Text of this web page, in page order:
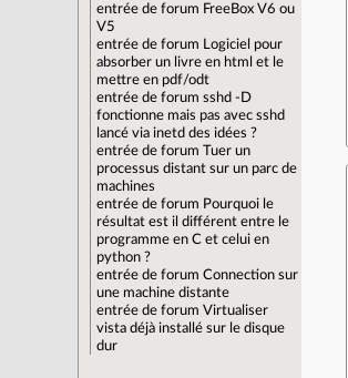
entrée de forum FreeBox V6 ou
V5
entrée de forum
Logiciel pour
absorber un livre en html et le
mettre en pdf/odt
entrée de forum sshd -D
fonctionne mais pas avec sshd
lancé via inetd des idées ?
entrée de forum Tuer un
processus distant sur un parc de
machines
entrée de forum Pourquoi le
résultat est il différent entre le
programme en C et celui en
python ?
entrée de forum Connection sur
une machine distante
entrée de forum Virtualiser
vista déjà installé sur le disque
dur